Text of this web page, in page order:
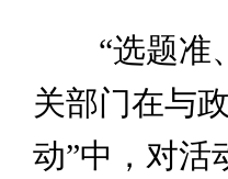
“选题准、
关部门在与
动”中，对活